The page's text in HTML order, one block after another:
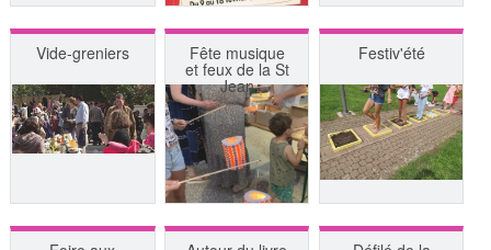
Vide-greniers Fête musique
et feux de la St
Jean
Festiv'été